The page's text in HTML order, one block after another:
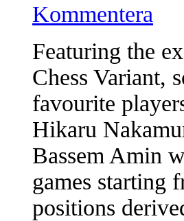
Kommentera
Featuring the
Chess Variant,
favourite
Hikaru
Bassem Amin
games starting
positions